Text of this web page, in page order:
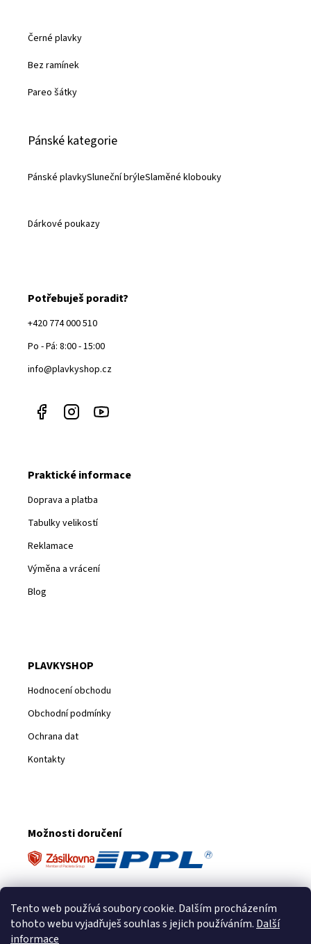
Tento web používá soubory cookie. Dalším procházením
tohoto webu vyjadřuješ souhlas s jejich používáním. Další
informace
Černé plavky
Bez ramínek
Pareo šátky
Pánské kategorie
Pánské plavkySluneční brýleSlaměné klobouky
Dárkové poukazy
Potřebuješ poradit?
+420 774 000 510
Po - Pá: 8:00 - 15:00
info@plavkyshop.cz
Praktické informace
Doprava a platba
Tabulky velikostí
Reklamace
Výměna a vrácení
Blog
PLAVKYSHOP
Hodnocení obchodu
Obchodní podmínky
Ochrana dat
Kontakty
Možnosti doručení